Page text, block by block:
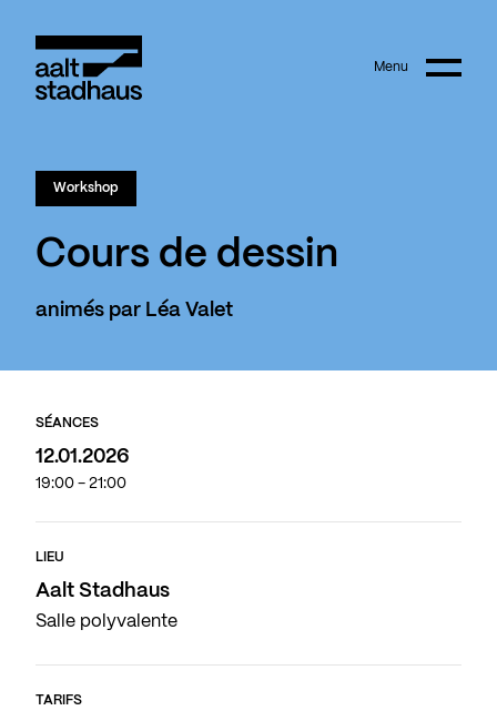
Main content Menu
Workshop
Cours de dessin
animés par Léa Valet
SÉANCES
12.01.2026
19:00 - 21:00
LIEU
Aalt Stadhaus
Salle polyvalente
TARIFS